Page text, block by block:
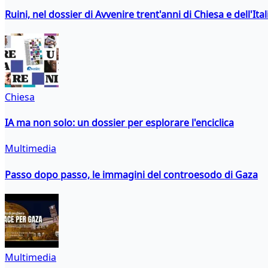
Ruini, nel dossier di Avvenire trent'anni di Chiesa e
Chiesa
IA ma non solo: un dossier per esplorare l'enciclica
Multimedia
Passo dopo passo, le immagini del controesodo di Gaza
Multimedia